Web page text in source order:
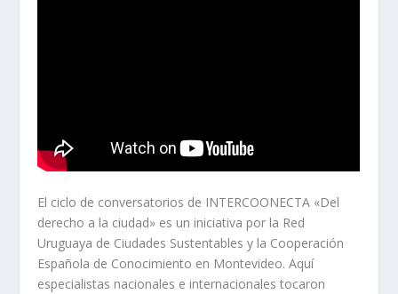
El ciclo de conversatorios de INTERCOONECTA «Del
derecho a la ciudad» es un iniciativa por la Red
Uruguaya de Ciudades Sustentables y la Cooperación
Española de Conocimiento en Montevideo. Aquí
especialistas nacionales e internacionales tocaron